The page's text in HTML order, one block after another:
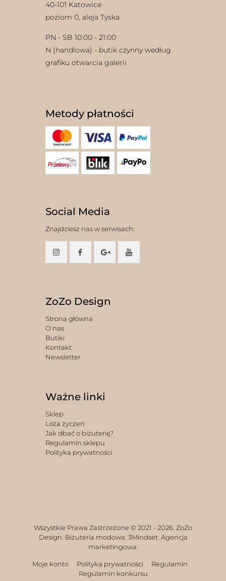
40-101 Katowice
poziom 0, aleja Tyska
PN - SB 10:00 - 21:00
N (handlowa) - butik czynny według
grafiku otwarcia galerii
Metody płatności
Social Media
Znajdziesz nas w serwisach:
ZoZo Design
Strona główna
O nas
Butiki
Kontakt
Newsletter
Ważne linki
Sklep
Lista życzeń
Jak dbać o biżuterię?
Regulamin sklepu
Polityka prywatności
Wszystkie Prawa Zastrzeżone © 2021 - 2026. ZoZo
Design. Biżuteria modowa. 3Mindset. Agencja
marketingowa.
Moje konto Polityka prywatności
Regulamin
Regulamin konkursu